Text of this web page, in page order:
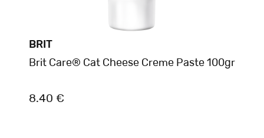
BRIT
Brit Care® Cat Cheese Creme Paste 100gr
8.40 €